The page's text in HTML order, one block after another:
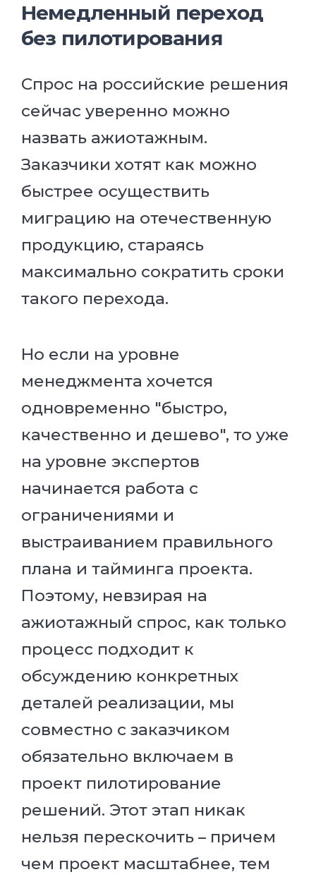
Немедленный переход
без пилотирования
Спрос на российские решения
сейчас уверенно можно
назвать ажиотажным.
Заказчики хотят как можно
быстрее осуществить
миграцию на отечественную
продукцию, стараясь
максимально сократить сроки
такого перехода.
Но если на уровне
менеджмента хочется
одновременно "быстро,
качественно и дешево", то уже
на уровне экспертов
начинается работа с
ограничениями и
выстраиванием правильного
плана и тайминга проекта.
Поэтому, невзирая на
ажиотажный спрос, как только
процесс подходит к
обсуждению конкретных
деталей реализации, мы
совместно с заказчиком
обязательно включаем в
проект пилотирование
решений. Этот этап никак
нельзя перескочить – причем
чем проект масштабнее, тем